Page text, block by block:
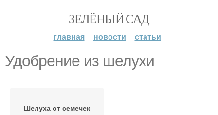
ЗЕЛЁНЫЙ САД
главная новости статьи
Удобрение из шелухи
Шелуха от семечек